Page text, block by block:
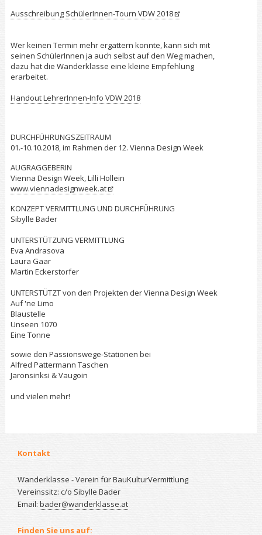
Ausschreibung SchülerInnen-Tourn VDW 2018
Wer keinen Termin mehr ergattern konnte, kann sich mit
seinen SchülerInnen ja auch selbst auf den Weg machen,
dazu hat die Wanderklasse eine kleine Empfehlung
erarbeitet.
Handout LehrerInnen-Info VDW 2018
DURCHFÜHRUNGSZEITRAUM
01.-10.10.2018, im Rahmen der 12. Vienna Design Week
AUGRAGGEBERIN
Vienna Design Week, Lilli Hollein
www.viennadesignweek.at
KONZEPT VERMITTLUNG UND DURCHFÜHRUNG
Sibylle Bader
UNTERSTÜTZUNG VERMITTLUNG
Eva Andrasova
Laura Gaar
Martin Eckerstorfer
UNTERSTÜTZT von den Projekten der Vienna Design Week
Auf 'ne Limo
Blaustelle
Unseen 1070
Eine Tonne
sowie den Passionswege-Stationen bei
Alfred Pattermann Taschen
Jaronsinksi & Vaugoin
und vielen mehr!
Kontakt
Wanderklasse - Verein für BauKulturVermittlung
Vereinssitz: c/o Sibylle Bader
Email: bader@wanderklasse.at
Finden Sie uns auf: